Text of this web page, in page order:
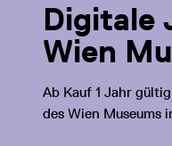
Digitale
Wien
Ab Kauf 1 Jahr
des Wien Museums